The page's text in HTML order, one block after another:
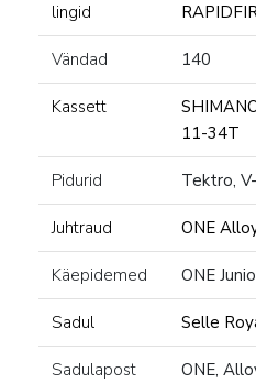
lingid
Vändad 140
Kassett
11-34T
Pidurid Tektro,
Juhtraud ONE
Käepidemed ONE
Sadul Selle
Sadulapost ONE,